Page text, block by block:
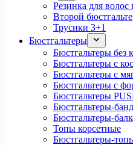
Резинка для волос
Второй
Трусики 3+1
Бюстгальтеры
Бюстгальтеры без
Бюстгальтеры с
Бюстгальтеры с
Бюстгальтеры с
Бюстгальтеры
Бюстгальтеры-
Бюстгальтеры-
Топы корсетные
Бюстгальтеры-